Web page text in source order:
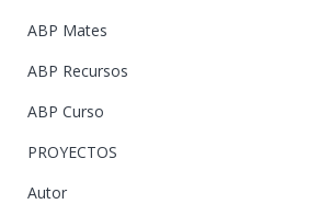
ABP Mates
ABP Recursos
ABP Curso
PROYECTOS
Autor